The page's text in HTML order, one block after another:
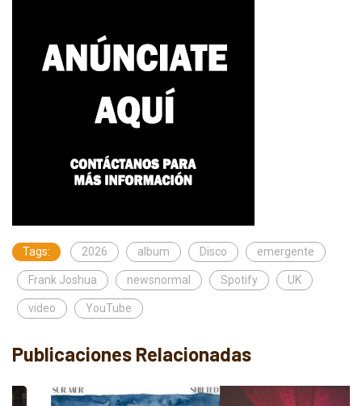
Tags: 2026 album Disco emergente
Frank Joshua newsnormal Spotify UK
video YouTube
Publicaciones Relacionadas